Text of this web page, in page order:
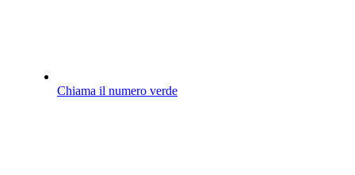
Chiama il numero verde